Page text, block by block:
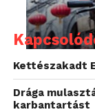
Kettészakadt
Drága
karbantartást